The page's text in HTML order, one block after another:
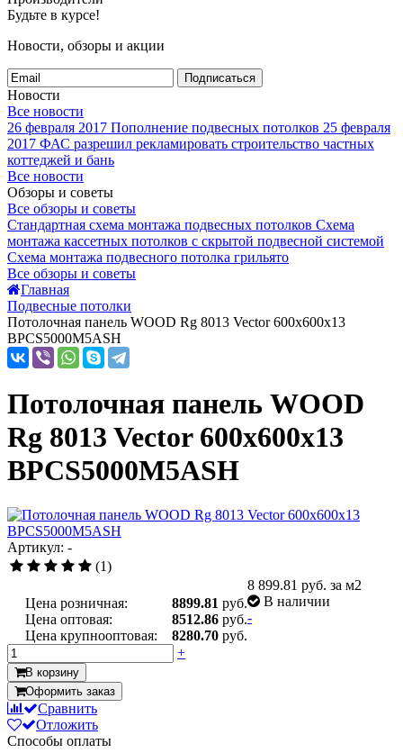
Будьте в курсе!
Новости, обзоры и акции
Подписаться
Новости
Все новости
26 февраля 2017 Пополнение подвесных потолков 25 февраля
2017 ФАС разрешил рекламировать строительство частных
коттеджей и бань
Все новости
Обзоры и советы
Все обзоры и советы
Стандартная схема монтажа подвесных потолков Схема
монтажа кассетных потолков с скрытой подвесной системой
Схема монтажа подвесного потолка грильято
Все обзоры и советы
Главная
Подвесные потолки
Потолочная панель WOOD Rg 8013 Vector 600x600x13
BPCS5000M5ASH
Потолочная панель WOOD
Rg 8013 Vector 600x600x13
BPCS5000M5ASH
Артикул: -
(1)
Цена розничная: 8899.81 руб.
Цена оптовая:
8512.86 руб.
Цена крупнооптовая:
8280.70 руб.
8 899.81 руб. за м2
В наличии
-
+
В корзину
Оформить заказ
Сравнить
Отложить
Способы оплаты